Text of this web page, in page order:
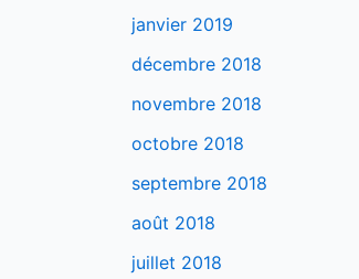
janvier 2019
décembre 2018
novembre 2018
octobre 2018
septembre 2018
août 2018
juillet 2018